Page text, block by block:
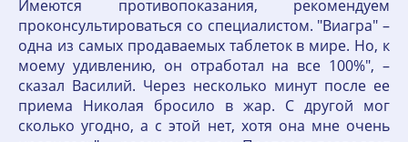
Имеются противопоказания, рекомендуем
проконсультироваться со специалистом. "Виагра" –
одна из самых продаваемых таблеток в мире. Но, к
моему удивлению, он отработал на все 100%", –
сказал Василий. Через несколько минут после ее
приема Николая бросило в жар. С другой мог
сколько угодно, а с этой нет, хотя она мне очень